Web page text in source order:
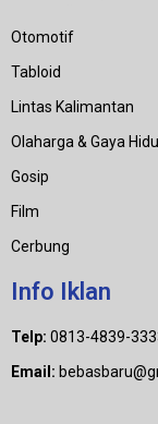
Otomotif
Tabloid
Lintas Kalimantan
Olaharga & Gaya
Gosip
Film
Cerbung
Info Iklan
Telp: 0813-4839-
Email: